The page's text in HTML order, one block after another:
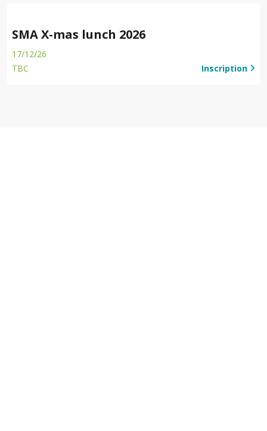
SMA X-mas lunch 2026
17/12/26
TBC
Inscription